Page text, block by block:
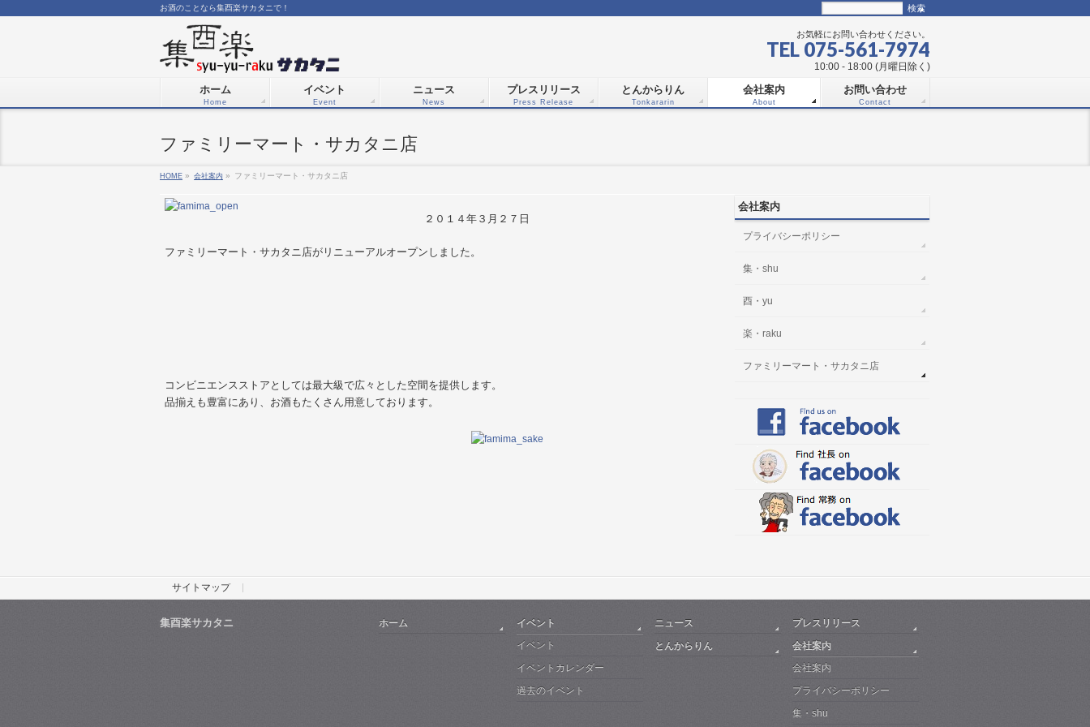
お酒のことなら集酉楽サカタニで！
お気軽にお問い合わせください。
TEL 075-561-7974
10:00 - 18:00 (月曜日除く)
ホーム
Home
イベント
Event
ニュース
News
プレスリリース
Press Release
とんからりん
Tonkararin
会社案内
About
お問い合わせ
Contact
ファミリーマート・サカタニ店
HOME » 会社案内 » ファミリーマート・サカタニ店
２０１４年３月２７日
ファミリーマート・サカタニ店がリニューアルオープンしました。
コンビニエンスストアとしては最大級で広々とした空間を提供します。
品揃えも豊富にあり、お酒もたくさん用意しております。
会社案内
プライバシーポリシー
集・shu
酉・yu
楽・raku
ファミリーマート・サカタニ店
サイトマップ
集酉楽サカタニ ホーム イベント
イベント
イベントカレンダー
過去のイベント
ニュース プレスリリース
とんからりん 会社案内
会社案内
プライバシーポリシー
集・shu